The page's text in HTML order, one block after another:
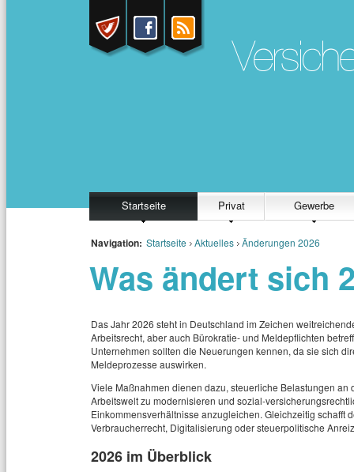
Startseite Privat Gewerbe
Navigation: Startseite Aktuelles Änderungen 2026
Was ändert sich
Das Jahr 2026 steht in Deutschland im Zeichen
Arbeitsrecht, aber auch Bürokratie‑ und Meldepflichten
Unternehmen sollten die Neuerungen kennen, da sie sich
Meldeprozesse auswirken.
Viele Maßnahmen dienen dazu, steuerliche Belastungen
Arbeitswelt zu modernisieren und
Einkommensverhältnisse anzugleichen. Gleichzeitig schafft
Verbraucherrecht, Digitalisierung oder steuerpolitische
2026 im Überblick